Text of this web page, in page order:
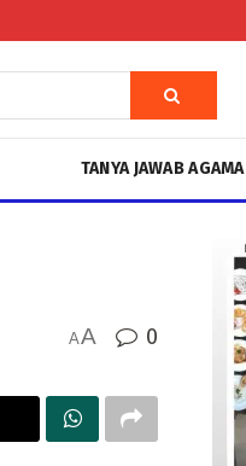
TANYA JAWAB AGAMA
AA 0